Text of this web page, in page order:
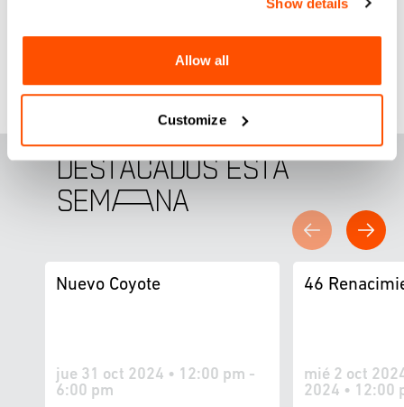
Allow all
Customize
DESTACADOS ESTA
SEMANA
Nuevo Coyote
jue 31 oct 2024 • 12:00 pm -
6:00 pm
46
mié 2 oct
2024 • 12:00